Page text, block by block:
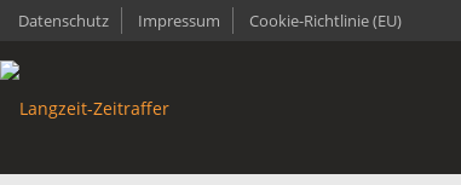
Datenschutz Impressum Cookie-Richtlinie (EU)